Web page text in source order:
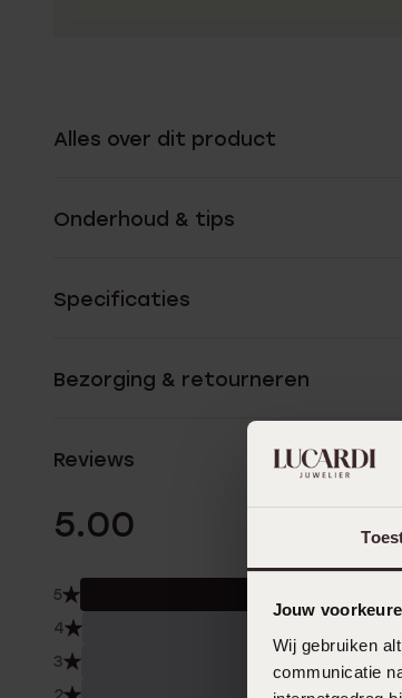
Jouw
Wij gebruiken
communicatie
Alles over dit product
Onderhoud & tips
Specificaties
Bezorging & retourneren
Reviews
5.00 2
5
4
3